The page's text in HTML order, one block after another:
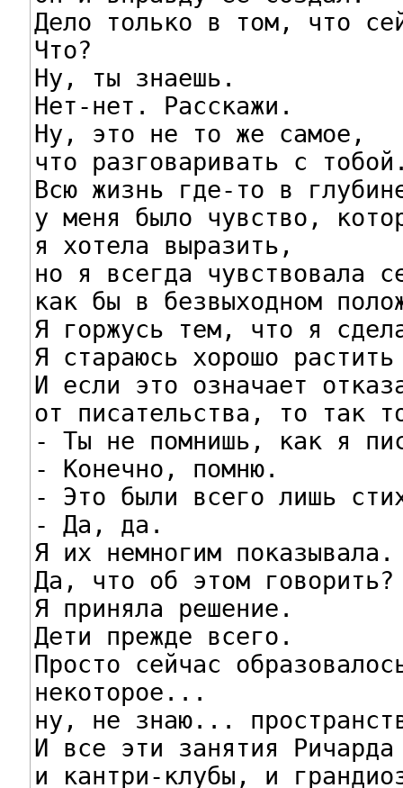
Дело только в том, что
Что?
Ну, ты знаешь.
Нет-нет. Расскажи.
Ну, это не то же самое,
что разговаривать с
Всю жизнь где-то в
у меня было чувство,
я хотела выразить,
но я всегда чувствовала
как бы в безвыходном
Я горжусь тем, что я
Я стараюсь хорошо
И если это означает
от писательства, то так
- Ты не помнишь, как я
- Конечно, помню.
- Это были всего лишь
- Да, да.
Я их немногим показывала.
Да, что об этом говорить?
Я приняла решение.
Дети прежде всего.
Просто сейчас
некоторое...
ну, не знаю...
И все эти занятия
и кантри-клубы, и